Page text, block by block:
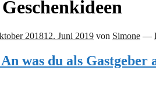
Geschenkideen
201812. Juni 2019 von Simone —
was du als Gastgeber